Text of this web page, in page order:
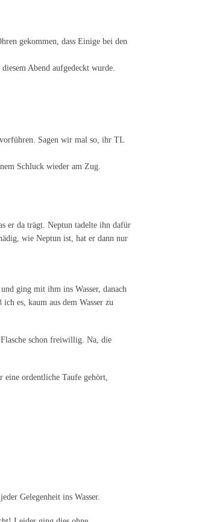
gekommen, dass Einige bei den
Abend aufgedeckt wurde.
Sagen wir mal so, ihr TL
Schluck wieder am Zug.
er da trägt. Neptun tadelte ihn dafür
wie Neptun ist, hat er dann nur
ging mit ihm ins Wasser, danach
es, kaum aus dem Wasser zu
schon freiwillig. Na, die
ordentliche Taufe gehört,
Gelegenheit ins Wasser.